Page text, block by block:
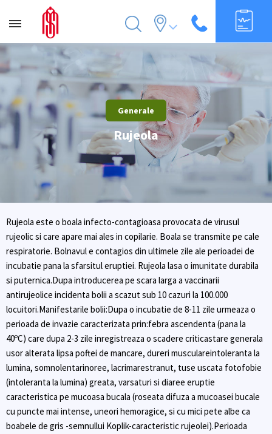
Generale
Rujeola
Rujeola este o boala infecto-contagioasa provocata de virusul
rujeolic si care apare mai ales in copilarie. Boala se transmite pe cale
respiratorie. Bolnavul e contagios din ultimele zile ale perioadei de
incubatie pana la sfarsitul eruptiei. Rujeola lasa o imunitate durabila
si puternica.Dupa introducerea pe scara larga a vaccinarii
antirujeolice incidenta bolii a scazut sub 10 cazuri la 100.000
locuitori.Manifestarile bolii:Dupa o incubatie de 8-11 zile urmeaza o
perioada de invazie caracterizata prin:febra ascendenta (pana la
40ºC) care dupa 2-3 zile inregistreaza o scadere criticastare generala
usor alterata lipsa poftei de mancare, dureri musculareintoleranta la
lumina, somnolentarinoree, lacrimarestranut, tuse uscata fotofobie
(intoleranta la lumina) greata, varsaturi si diaree eruptie
caracteristica pe mucoasa bucala (roseata difuza a mucoasei bucale
cu puncte mai intense, uneori hemoragice, si cu mici pete albe ca
boabele de gris -semnullui Koplik-caracteristic rujeolei).Perioada